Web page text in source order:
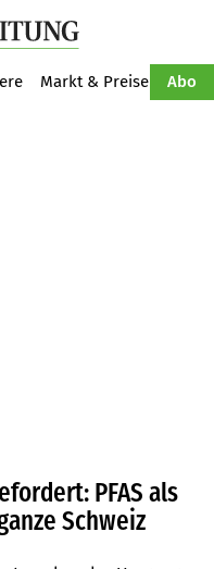
Markt & Preise Abo
PFAS als
Schweiz